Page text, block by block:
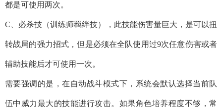
都是可使用两次。
C、必杀技（训练师羁绊技），此技能伤害量巨大，是可以扭
转战局的强力招式，但是必须在全队使用过9次任意伤害或者
辅助技能后才可使用一次。
需要强调的是，在自动战斗模式下，系统会默认选择当前队
伍中威力最大的技能进行攻击。如果角色培养程度不够，常